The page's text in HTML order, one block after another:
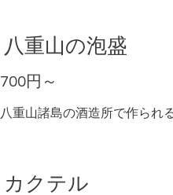
八重山の泡盛
700円～
八重山諸島の酒造所で作られ
カクテル